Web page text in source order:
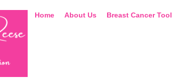
Home About Us Breast Cancer